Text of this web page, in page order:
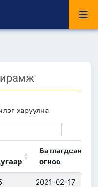
харуулна
Батлагдсан
огноо
2021-02-17